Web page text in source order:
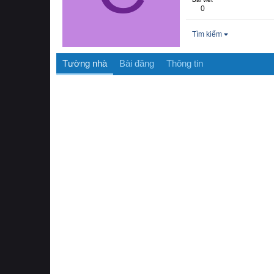
0
Tìm kiếm
Tường nhà Bài đăng Thông tin